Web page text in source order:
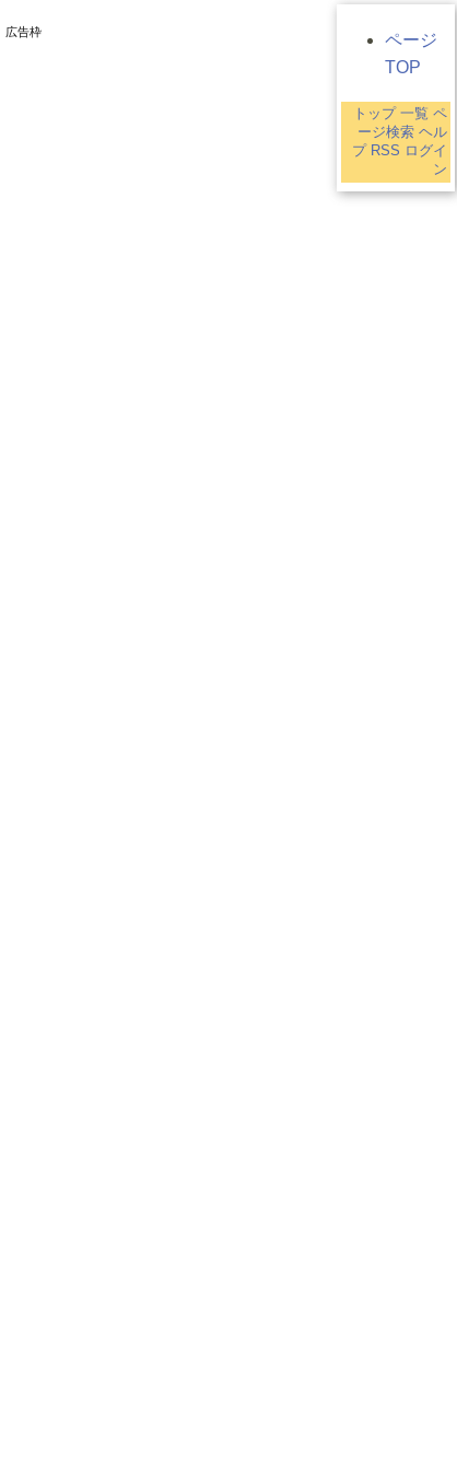
広告枠
ページ
TOP
トップ 一覧 ペ
ージ検索 ヘル
プ RSS ログイ
ン